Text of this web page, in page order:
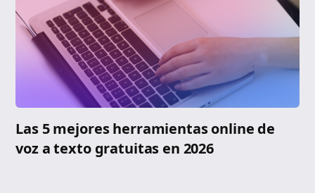
Las 5 mejores herramientas online de
voz a texto gratuitas en 2026